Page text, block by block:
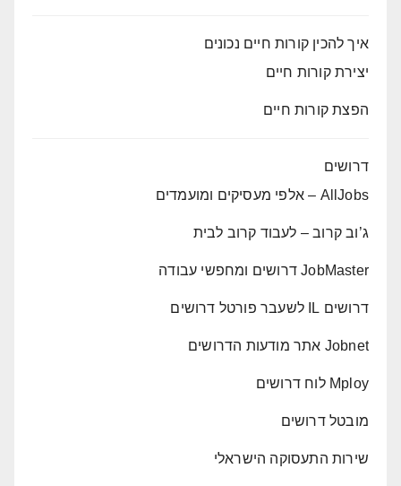
איך להכין קורות חיים נכונים
יצירת קורות חיים
הפצת קורות חיים
דרושים
AllJobs – אלפי מעסיקים ומועמדים
ג’וב קרוב – לעבוד קרוב לבית
JobMaster דרושים ומחפשי עבודה
דרושים IL לשעבר פורטל דרושים
Jobnet אתר מודעות הדרושים
Mploy לוח דרושים
מובטל דרושים
שירות התעסוקה הישראלי